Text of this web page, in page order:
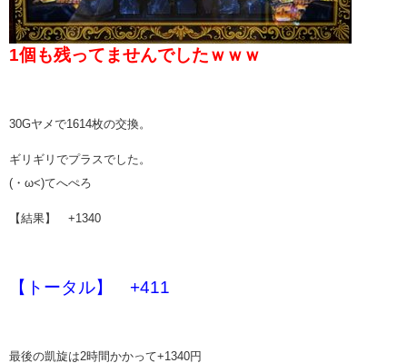
1個も残ってませんでしたｗｗｗ
30Gヤメで1614枚の交換。
ギリギリでプラスでした。
(・ω<)てへぺろ
【結果】 +1340
【トータル】 +411
最後の凱旋は2時間かかって+1340円